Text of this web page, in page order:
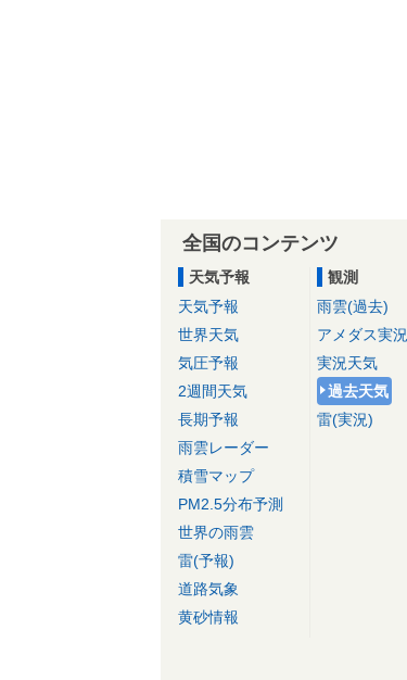
全国のコンテンツ
天気予報
天気予報
世界天気
気圧予報
2週間天気
長期予報
雨雲レーダー
積雪マップ
PM2.5分布予測
世界の雨雲
雷(予報)
道路気象
黄砂情報
観測
雨雲(過去)
アメダス実況
実況天気
過去天気
雷(実況)